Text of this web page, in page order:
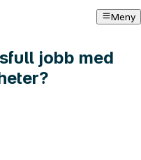
Meny
jobb med